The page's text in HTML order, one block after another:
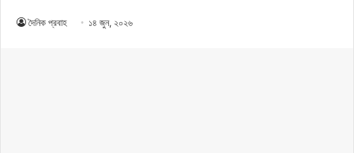
দৈনিক প্রবাহ ১৪ জুন, ২০২৬